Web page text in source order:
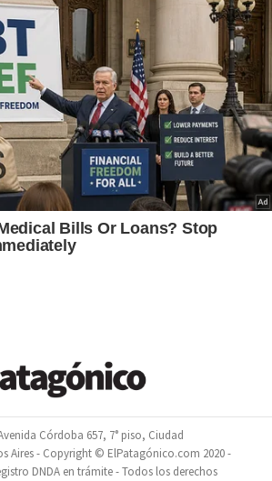
Córdoba 657, 7° piso, Ciudad
Aires - Copyright © ElPatagónico.com 2020 -
DNDA en trámite - Todos los derechos